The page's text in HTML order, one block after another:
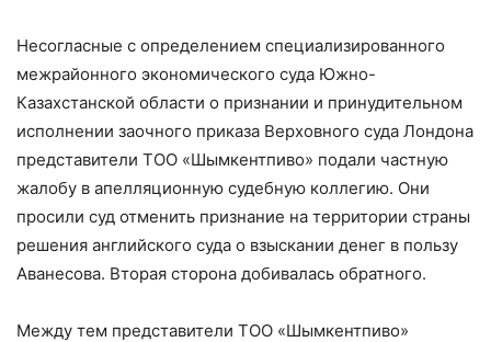
Несогласные с определением специализированного
межрайонного экономического суда Южно-
Казахстанской области о признании и принудительном
исполнении заочного приказа Верховного суда Лондона
представители ТОО «Шымкентпиво» подали частную
жалобу в апелляционную судебную коллегию. Они
просили суд отменить признание на территории страны
решения английского суда о взыскании денег в пользу
Аванесова. Вторая сторона добивалась обратного.
Между тем представители ТОО «Шымкентпиво»